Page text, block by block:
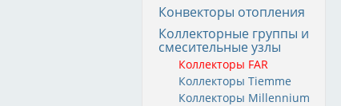
Конвекторы отопления
Коллекторные группы и
смесительные узлы
Коллекторы FAR
Коллекторы Tiemme
Коллекторы Millennium